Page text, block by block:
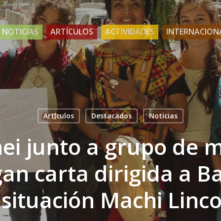
NOTICIAS ARTÍCULOS ACTIVIDADES
Artículos Destacados Noticias
junto a grupo de
carta dirigida a
Machi